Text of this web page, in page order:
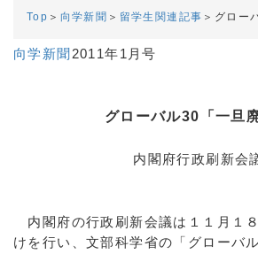
Top ＞ 向学新聞 ＞ 留学生関連記事 ＞グロー
向学新聞 2011年1月号
グローバル30「一旦
内閣府行政刷新会
内閣府の行政刷新会議は１１月１
けを行い、文部科学省の「グローバ